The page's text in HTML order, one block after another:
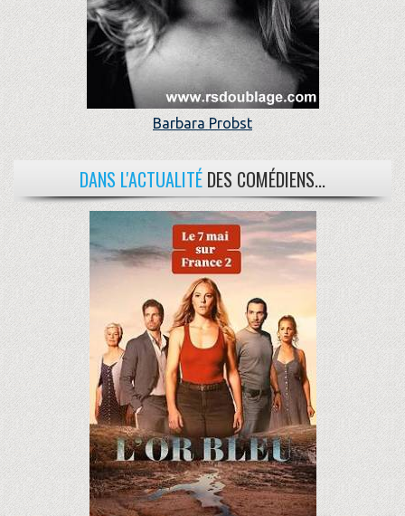
Barbara Probst
DANS L'ACTUALITÉ DES COMÉDIENS...